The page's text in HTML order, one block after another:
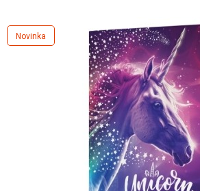
Novinka